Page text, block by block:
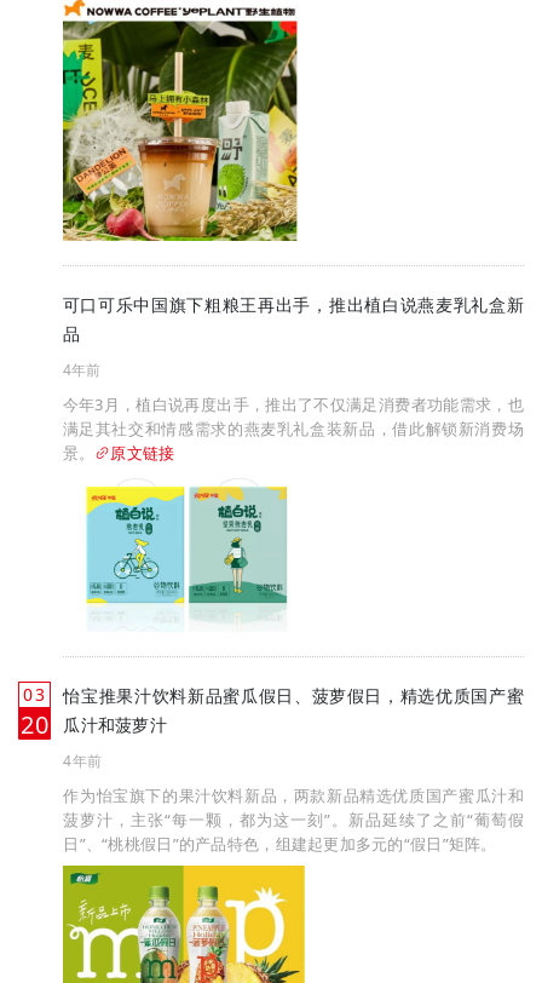
可口可乐中国旗下粗粮王再出手，推出植白说燕麦乳礼盒新
品
4年前
今年3月，植白说再度出手，推出了不仅满足消费者功能需求，也
满足其社交和情感需求的燕麦乳礼盒装新品，借此解锁新消费场
景。
原文链接
03
月
20
怡宝推果汁饮料新品蜜瓜假日、菠萝假日，精选优质国产蜜
瓜汁和菠萝汁
4年前
作为怡宝旗下的果汁饮料新品，两款新品精选优质国产蜜瓜汁和
菠萝汁，主张“每一颗，都为这一刻”。新品延续了之前“葡萄假
日”、“桃桃假日”的产品特色，组建起更加多元的“假日”矩阵。